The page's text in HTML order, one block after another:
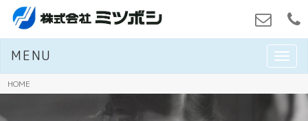
M
E
U
MENU
HOME